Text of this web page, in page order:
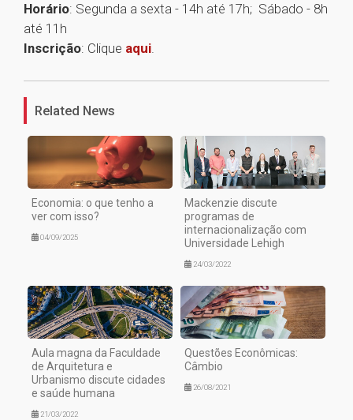
Horário: Segunda a sexta - 14h até 17h; Sábado - 8h
até 11h
Inscrição: Clique aqui.
Related News
Economia: o que tenho a
ver com isso?
04/09/2025
Mackenzie discute
programas de
internacionalização com
Universidade Lehigh
24/03/2022
Aula magna da Faculdade
de Arquitetura e
Urbanismo discute cidades
e saúde humana
21/03/2022
Questões Econômicas:
Câmbio
26/08/2021